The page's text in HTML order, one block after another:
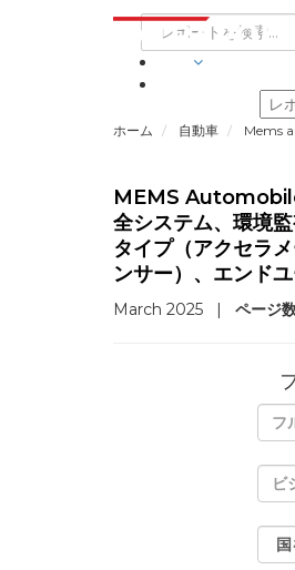
ホーム 自動車 Mems
MEMS Automobile
全システム、環境
タイプ（アクセラ
ンサー）、エンド
March 2025 | ページ